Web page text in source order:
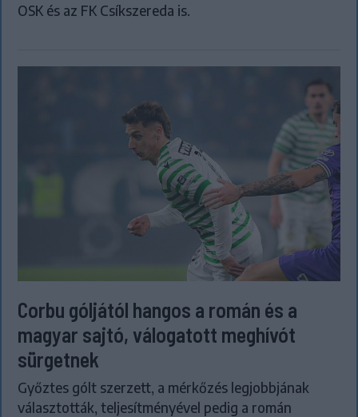
OSK és az FK Csíkszereda is.
Corbu góljától hangos a román és a
magyar sajtó, válogatott meghívót
sürgetnek
Győztes gólt szerzett, a mérkőzés legjobbjának
választották, teljesítményével pedig a román